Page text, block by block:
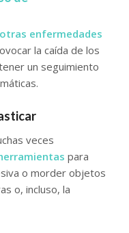
enfermedades
la caída de los
un seguimiento
veces
para
o morder objetos
o, incluso, la